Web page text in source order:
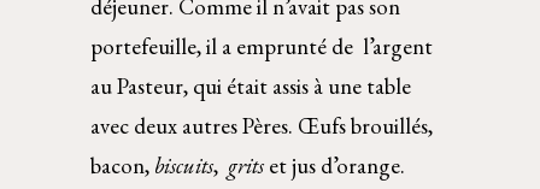
déjeuner. Comme il n’avait pas son
portefeuille, il a emprunté de  l’argent
au Pasteur, qui était assis à une table
avec deux autres Pères. Œufs brouillés,
bacon, biscuits, grits et jus d’orange.